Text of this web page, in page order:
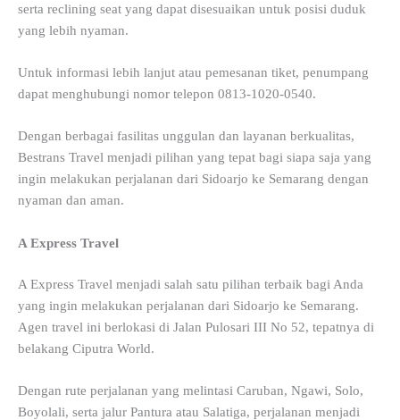
serta reclining seat yang dapat disesuaikan untuk posisi duduk
yang lebih nyaman.
Untuk informasi lebih lanjut atau pemesanan tiket, penumpang
dapat menghubungi nomor telepon 0813-1020-0540.
Dengan berbagai fasilitas unggulan dan layanan berkualitas,
Bestrans Travel menjadi pilihan yang tepat bagi siapa saja yang
ingin melakukan perjalanan dari Sidoarjo ke Semarang dengan
nyaman dan aman.
A Express Travel
A Express Travel menjadi salah satu pilihan terbaik bagi Anda
yang ingin melakukan perjalanan dari Sidoarjo ke Semarang.
Agen travel ini berlokasi di Jalan Pulosari III No 52, tepatnya di
belakang Ciputra World.
Dengan rute perjalanan yang melintasi Caruban, Ngawi, Solo,
Boyolali, serta jalur Pantura atau Salatiga, perjalanan menjadi